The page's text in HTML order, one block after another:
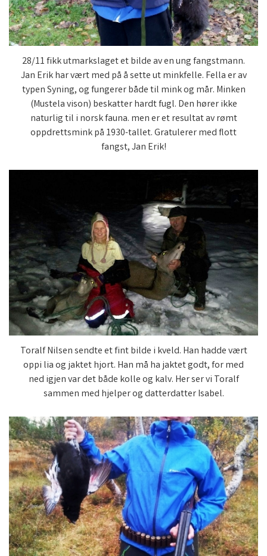
28/11 fikk utmarkslaget et bilde av en ung fangstmann.
Jan Erik har vært med på å sette ut minkfelle. Fella er av
typen Syning, og fungerer både til mink og mår. Minken
(Mustela vison) beskatter hardt fugl. Den hører ikke
naturlig til i norsk fauna. men er et resultat av rømt
oppdrettsmink på 1930-tallet. Gratulerer med flott
fangst, Jan Erik!
Toralf Nilsen sendte et fint bilde i kveld. Han hadde vært
oppi lia og jaktet hjort. Han må ha jaktet godt, for med
ned igjen var det både kolle og kalv. Her ser vi Toralf
sammen med hjelper og datterdatter Isabel.